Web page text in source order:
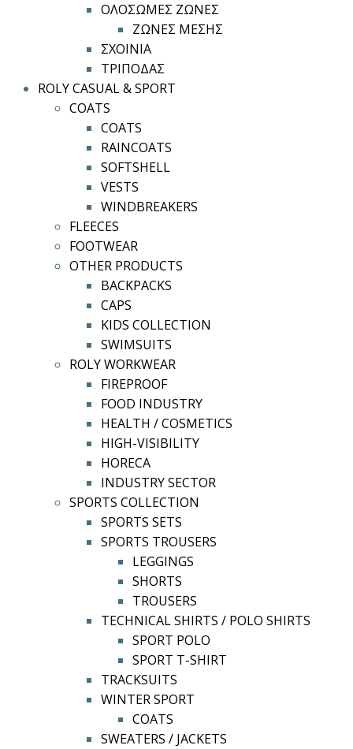
ΟΛΟΣΩΜΕΣ ΖΩΝΕΣ
ΖΩΝΕΣ ΜΕΣΗΣ
ΣΧΟΙΝΙΑ
ΤΡΙΠΟΔΑΣ
ROLY CASUAL & SPORT
COATS
COATS
RAINCOATS
SOFTSHELL
VESTS
WINDBREAKERS
FLEECES
FOOTWEAR
OTHER PRODUCTS
BACKPACKS
CAPS
KIDS COLLECTION
SWIMSUITS
ROLY WORKWEAR
FIREPROOF
FOOD INDUSTRY
HEALTH / COSMETICS
HIGH-VISIBILITY
HORECA
INDUSTRY SECTOR
SPORTS COLLECTION
SPORTS SETS
SPORTS TROUSERS
LEGGINGS
SHORTS
TROUSERS
TECHNICAL SHIRTS / POLO SHIRTS
SPORT POLO
SPORT T-SHIRT
TRACKSUITS
WINTER SPORT
COATS
SWEATERS / JACKETS